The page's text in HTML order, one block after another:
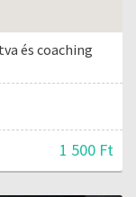
és coaching
1 500 Ft